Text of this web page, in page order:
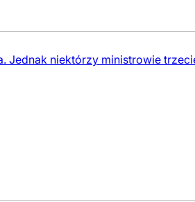
Jednak niektórzy ministrowie